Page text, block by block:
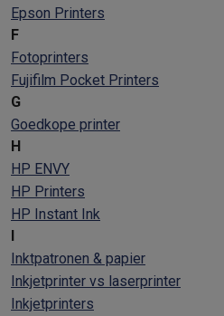
Epson Printers
F
Fotoprinters
Fujifilm Pocket Printers
G
Goedkope printer
H
HP ENVY
HP Printers
HP Instant Ink
I
Inktpatronen & papier
Inkjetprinter vs laserprinter
Inkjetprinters